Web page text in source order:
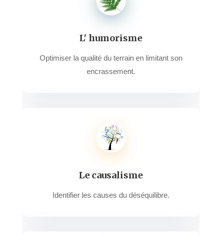
L' humorisme
Optimiser la qualité du terrain en limitant son
encrassement.
Le causalisme
Identifier les causes du déséquilibre.